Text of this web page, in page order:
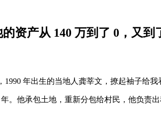
资产从 140 万到了 0，又到
年出生的当地人龚莘文，撩起袖子给
。他承包土地，重新分包给村民，他负责